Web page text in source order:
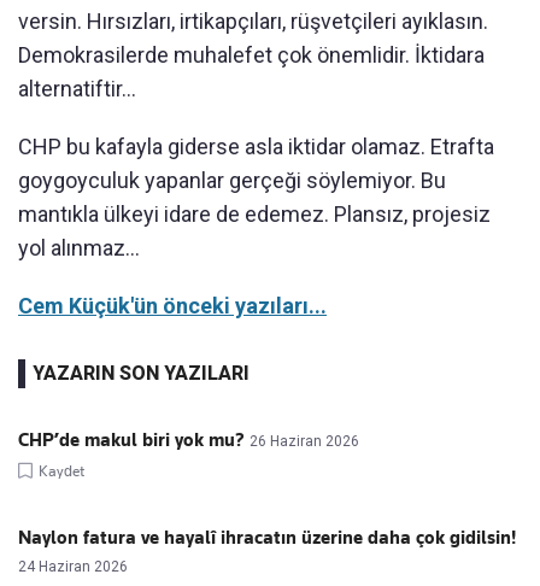
versin. Hırsızları, irtikapçıları, rüşvetçileri ayıklasın.
Demokrasilerde muhalefet çok önemlidir. İktidara
alternatiftir...
CHP bu kafayla giderse asla iktidar olamaz. Etrafta
goygoyculuk yapanlar gerçeği söylemiyor. Bu
mantıkla ülkeyi idare de edemez. Plansız, projesiz
yol alınmaz...
Cem Küçük'ün önceki yazıları...
YAZARIN SON YAZILARI
CHP’de makul biri yok mu? 26 Haziran 2026
Kaydet
Naylon fatura ve hayalî ihracatın üzerine daha çok gidilsin!
24 Haziran 2026